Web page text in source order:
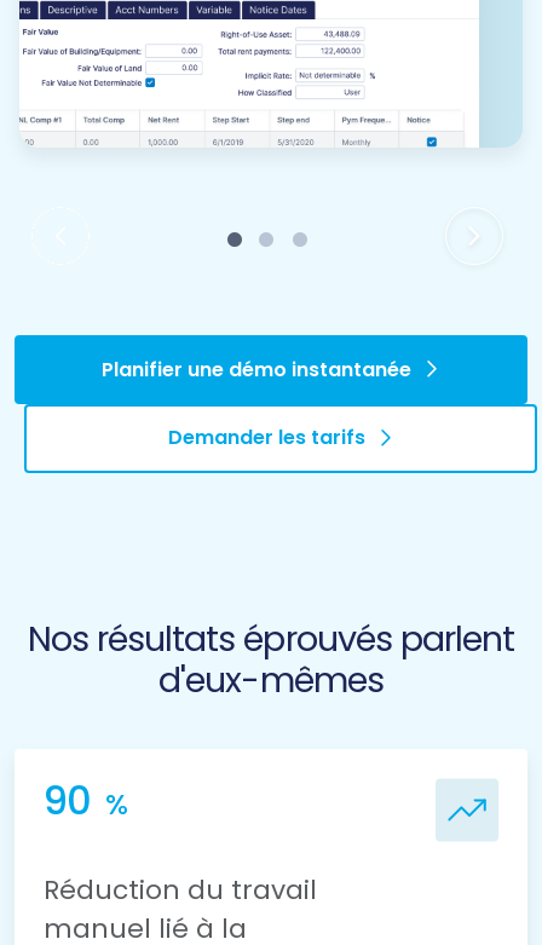
Planifier une démo instantanée
Demander les tarifs
Nos résultats éprouvés parlent
d'eux-mêmes
90 %
Réduction du travail
manuel lié à la